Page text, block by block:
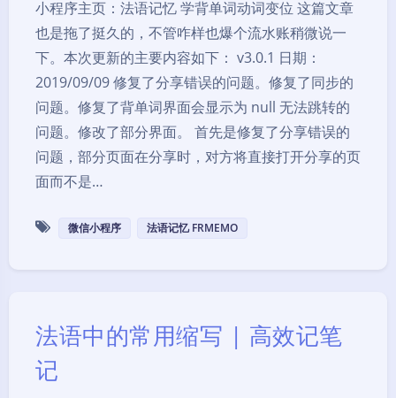
小程序主页：法语记忆 学背单词动词变位 这篇文章
也是拖了挺久的，不管咋样也爆个流水账稍微说一
下。本次更新的主要内容如下： v3.0.1 日期：
2019/09/09 修复了分享错误的问题。修复了同步的
问题。修复了背单词界面会显示为 null 无法跳转的
问题。修改了部分界面。 首先是修复了分享错误的
问题，部分页面在分享时，对方将直接打开分享的页
面而不是…
微信小程序 法语记忆 FRMEMO
法语中的常用缩写 | 高效记笔
记